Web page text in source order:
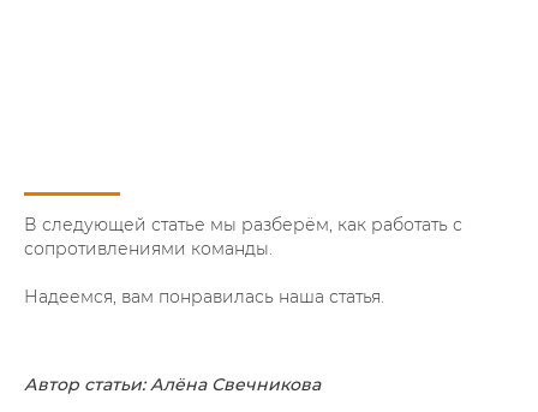
В следующей статье мы разберём, как работать с
сопротивлениями команды.
Надеемся, вам понравилась наша статья.
Автор статьи: Алёна Свечникова